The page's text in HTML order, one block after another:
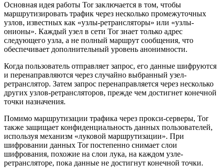
Основная идея работы Tor заключается в том, чтобы
маршрутизировать трафик через несколько промежуточных
узлов, известных как «узлы-ретрансляторы» или «узлы-
онионы». Каждый узел в сети Tor знает только адрес
следующего узла, а не полный маршрут сообщения, что
обеспечивает дополнительный уровень анонимности.
Когда пользователь отправляет запрос, его данные шифруются
и перенаправляются через случайно выбранный узел-
ретранслятор. Затем запрос перенаправляется через несколько
других узлов-ретрансляторов, прежде чем достигнет конечной
точки назначения.
Помимо маршрутизации трафика через прокси-серверы, Tor
также защищает конфиденциальность данных пользователей,
используя механизм «луковой маршрутизации». При
шифровании данных Tor постепенно снимает слои
шифрования, похожие на слои лука, на каждом узле-
ретрансляторе, пока данные не достигнут конечной точки.